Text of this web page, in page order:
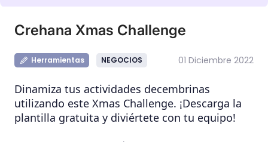
Crehana Xmas Challenge
Herramientas NEGOCIOS 01 Diciembre 2022
Dinamiza tus actividades decembrinas
utilizando este Xmas Challenge. ¡Descarga la
plantilla gratuita y diviértete con tu equipo!